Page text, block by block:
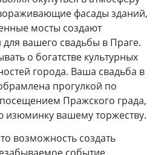
фасады зданий,
мосты создают
вашего свадьбы в Праге.
о богатстве культурных
города. Ваша свадьба в
прогулкой по
Пражского града,
изюминку вашему торжеству.
возможность создать